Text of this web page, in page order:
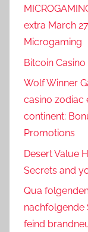
extra March
Microgaming
Bitcoin
Wolf Winner
casino zodiac
continent:
Promotions
Desert Value
Secrets and
Qua
nachfolgende
feind